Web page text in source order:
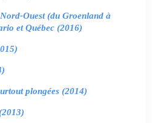
Ouest (du Groenland à
et Québec (2016)
plongées (2014)